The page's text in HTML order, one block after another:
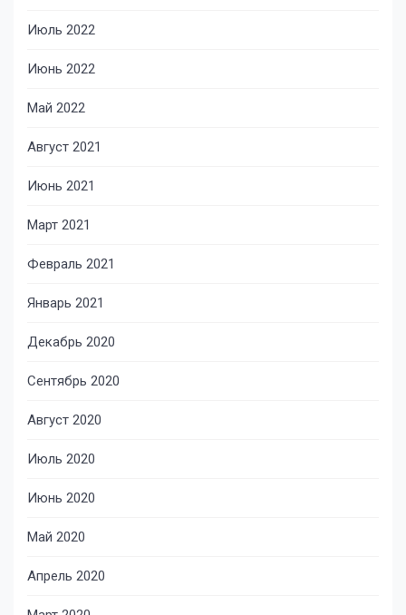
Июль 2022
Июнь 2022
Май 2022
Август 2021
Июнь 2021
Март 2021
Февраль 2021
Январь 2021
Декабрь 2020
Сентябрь 2020
Август 2020
Июль 2020
Июнь 2020
Май 2020
Апрель 2020